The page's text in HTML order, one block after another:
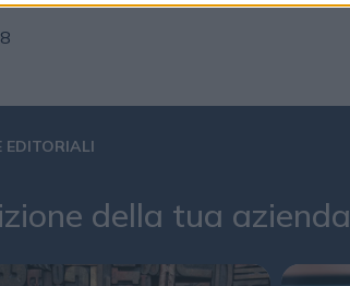
EDITORIALI
della tua azienda